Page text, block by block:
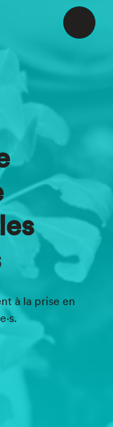
à la prise en